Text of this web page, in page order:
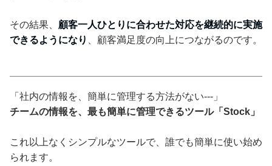
その結果、 顧客一人ひとりに合わせた対応を継続的に実施
できるようになり
、顧客満足度の向上につながるのです。
「社内の情報を、簡単に管理する方法がない---」
チームの情報を、最も簡単に管理できるツール「Stock」
これ以上なくシンプルなツールで、誰でも簡単に使い始め
られます。